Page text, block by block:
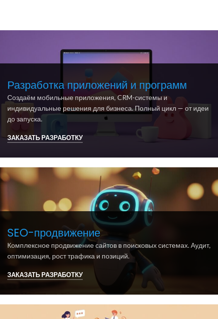
Разработка приложений и программ
Создаём мобильные приложения, CRM-системы и
индивидуальные решения для бизнеса. Полный цикл — от идеи
до запуска.
ЗАКАЗАТЬ РАЗРАБОТКУ
SEO-продвижение
Комплексное продвижение сайтов в поисковых системах. Аудит,
оптимизация, рост трафика и позиций.
ЗАКАЗАТЬ РАЗРАБОТКУ